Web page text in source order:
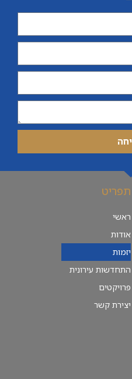
תפריט
ראשי
אודות
יזמות
התחדשות עירונית
פרויקטים
יצירת קשר